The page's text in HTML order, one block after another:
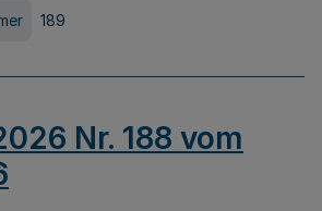
189
Nr. 188 vom